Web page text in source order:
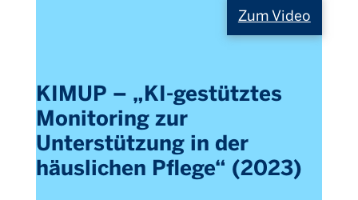
Zum Video
KIMUP – „KI-gestütztes
Monitoring zur
Unterstützung in der
häuslichen Pflege“ (2023)